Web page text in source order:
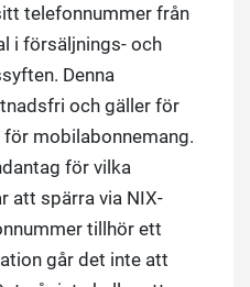
telefonnummer från
i försäljnings- och
Denna
och gäller för
mobilabonnemang.
för vilka
att spärra via NIX-
tillhör ett
går det inte att